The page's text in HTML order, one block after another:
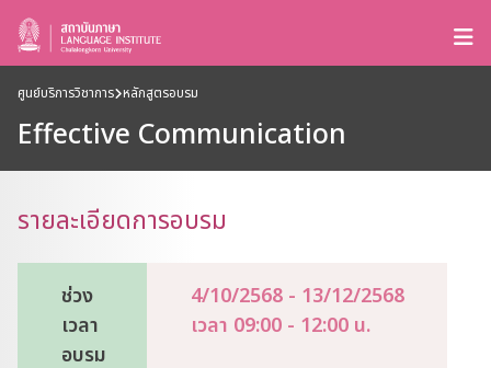
ศูนย์บริการวิชาการ หลักสูตรอบรม
Effective Communication
รายละเอียดการอบรม
ช่วง
เวลา
อบรม
4/10/2568 - 13/12/2568
เวลา 09:00 - 12:00 น.